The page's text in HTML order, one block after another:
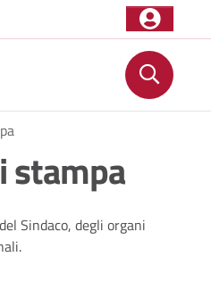
stampa
Sindaco, degli organi